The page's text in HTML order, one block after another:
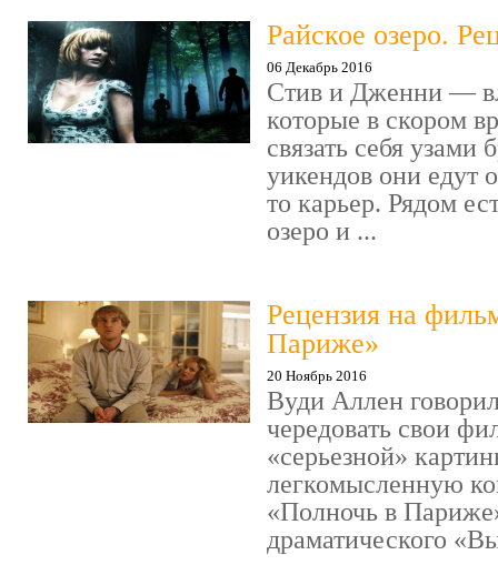
Райское озеро.
06 Декабрь 2016
Стив и Дженни —
которые в скором
связать себя узами
уикендов они едут
то карьер. Рядом
озеро и ...
Рецензия на
Париже»
20 Ноябрь 2016
Вуди Аллен
чередовать свои
«серьезной»
легкомысленную
«Полночь в
драматического